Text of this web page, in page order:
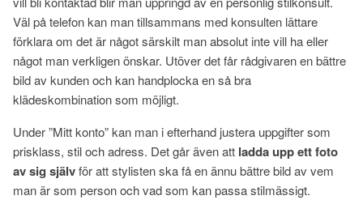
Väl på telefon kan man tillsammans med konsulten lättare
förklara om det är något särskilt man absolut inte vill ha eller
något man verkligen önskar. Utöver det får rådgivaren en bättre
bild av kunden och kan handplocka en så bra
klädeskombination som möjligt.
Under ”Mitt konto” kan man i efterhand justera uppgifter som
prisklass, stil och adress. Det går även att ladda upp ett foto
av sig självför att stylisten ska få en ännu bättre bild av vem
man är som person och vad som kan passa stilmässigt.